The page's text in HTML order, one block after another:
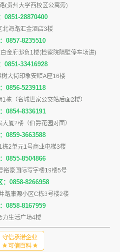
(贵州大学西校区公寓旁)
0851-28870400
北海路汇金酒店3楼
0857-8235510
金府邸负1楼(检察院隔壁停车场进)
0851-33416928
大街印象安顺A座16楼
0856-5239118
栋（名城世家公交站后面2楼）
0854-8336191
厦2楼（伯爵花园对面）
0859-3663588
栋2单元1号商业电梯3楼
0855-8504866
裕豪国际写字楼19楼5号
：0858-8266958
路康源小区C栋3号楼2楼
0858-8167959
力生活广场4楼